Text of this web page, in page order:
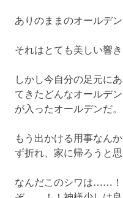
ありのままのオールデン
それはとても美しい響き
しかし今自分の足元に
てきたどんなオールデ
が入ったオールデンだ。
もう出かける用事なん
ず折れ、家に帰ろうと思
なんだこのシワは……！